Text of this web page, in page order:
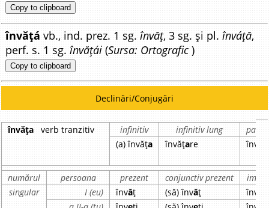
Copy to clipboard
învățá vb., ind. prez. 1 sg.învăț, 3 sg. și pl.înváță,
perf. s. 1 sg.învățái (Sursa: Ortografic )
Copy to clipboard
Declinări/Conjugări
învăța verb tranzitiv infinitiv infinitiv lung
(a) învăța învățare învăț
numărul persoana prezent conjunctiv prezent
singular
I (eu) învăț (să) învăț învăț